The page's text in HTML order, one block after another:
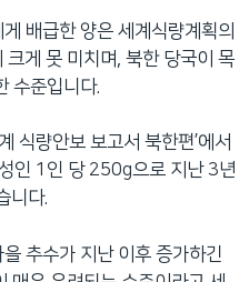
배급한 양은 세계식량계획의
게 못 미치며, 북한 당국이 목
수준입니다.
식량안보 보고서 북한편’에서
인 1인 당 250g으로 지난 3년
니다.
추수가 지난 이후 증가하긴